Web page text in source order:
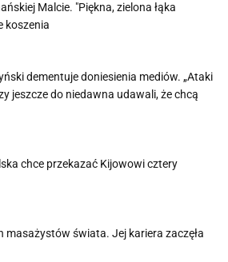
Malcie. "Piękna, zielona łąka
koszenia
dementuje doniesienia mediów. „Ataki
jeszcze do niedawna udawali, że chcą
chce przekazać Kijowowi cztery
masażystów świata. Jej kariera zaczęła